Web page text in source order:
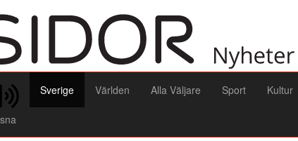
Sverige Världen Alla Väljare Sport Kultur